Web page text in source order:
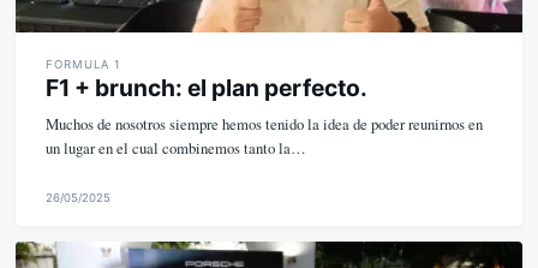
FORMULA 1
F1 + brunch: el plan perfecto.
Muchos de nosotros siempre hemos tenido la idea de poder reunirnos en
un lugar en el cual combinemos tanto la…
i
26/05/2025